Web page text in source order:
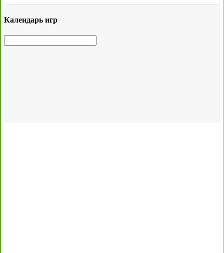
Календарь игр